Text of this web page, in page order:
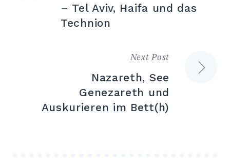
– Tel Aviv, Haifa und das
Technion
Next Post
Nazareth, See
Genezareth und
Auskurieren im Bett(h)